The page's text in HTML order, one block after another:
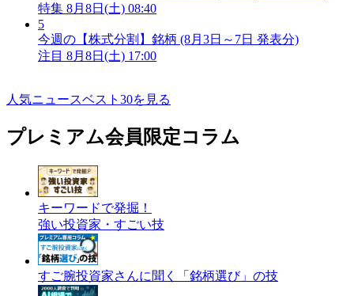
特集 8月8日(土) 08:40
5
今週の【株式分割】銘柄 (8月3日～7日 発表分)
注目 8月8日(土) 17:00
人気ニュースベスト30を見る
プレミアム会員限定コラム
キーワードで発掘！
強い投資家・すごい技
すご腕投資家さんに聞く「銘柄選び」の技